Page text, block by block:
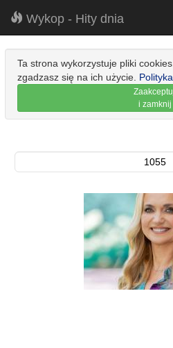
Wykop - Hity dnia
Ta strona wykorzystuje pliki
zgadzasz się na ich użycie.
i zamknij
1055